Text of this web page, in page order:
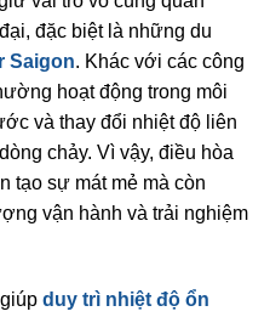
đặc biệt là những du
Saigon. Khác với các công
hoạt động trong môi
và thay đổi nhiệt độ liên
chảy. Vì vậy, điều hòa
tạo sự mát mẻ mà còn
vận hành và trải nghiệm
duy trì nhiệt độ ổn